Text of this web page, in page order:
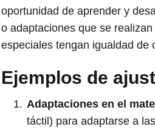
oportunidad de aprender y
o adaptaciones que se
especiales tengan igualdad de
Ejemplos de
Adaptaciones en el
táctil) para adaptarse a